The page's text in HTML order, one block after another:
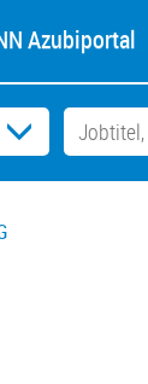
Azubiportal